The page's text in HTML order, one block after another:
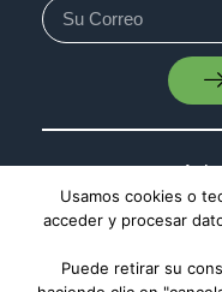
Usamos cookies o
acceder y procesar
Puede retirar su